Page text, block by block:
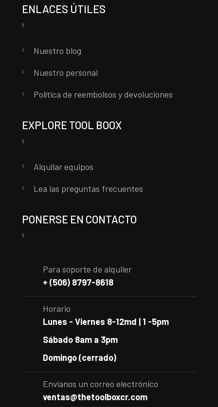
ENLACES ÚTILES
Nuestro blog
Nuestro personal
Política de reembolsos y devoluciones
EXPLORE TOOL BOOX
Alquilar equipos
Lea las preguntas frecuentes
PONERSE EN CONTACTO
Para soporte de alquiler
+ (506) 8797-8618
Horario
Lunes - Viernes 8-12md | 1 -5pm
Sábado 8am a 3pm
Domingo (cerrado)
Envíanos un correo electrónico
ventas@thetoolboxcr.com